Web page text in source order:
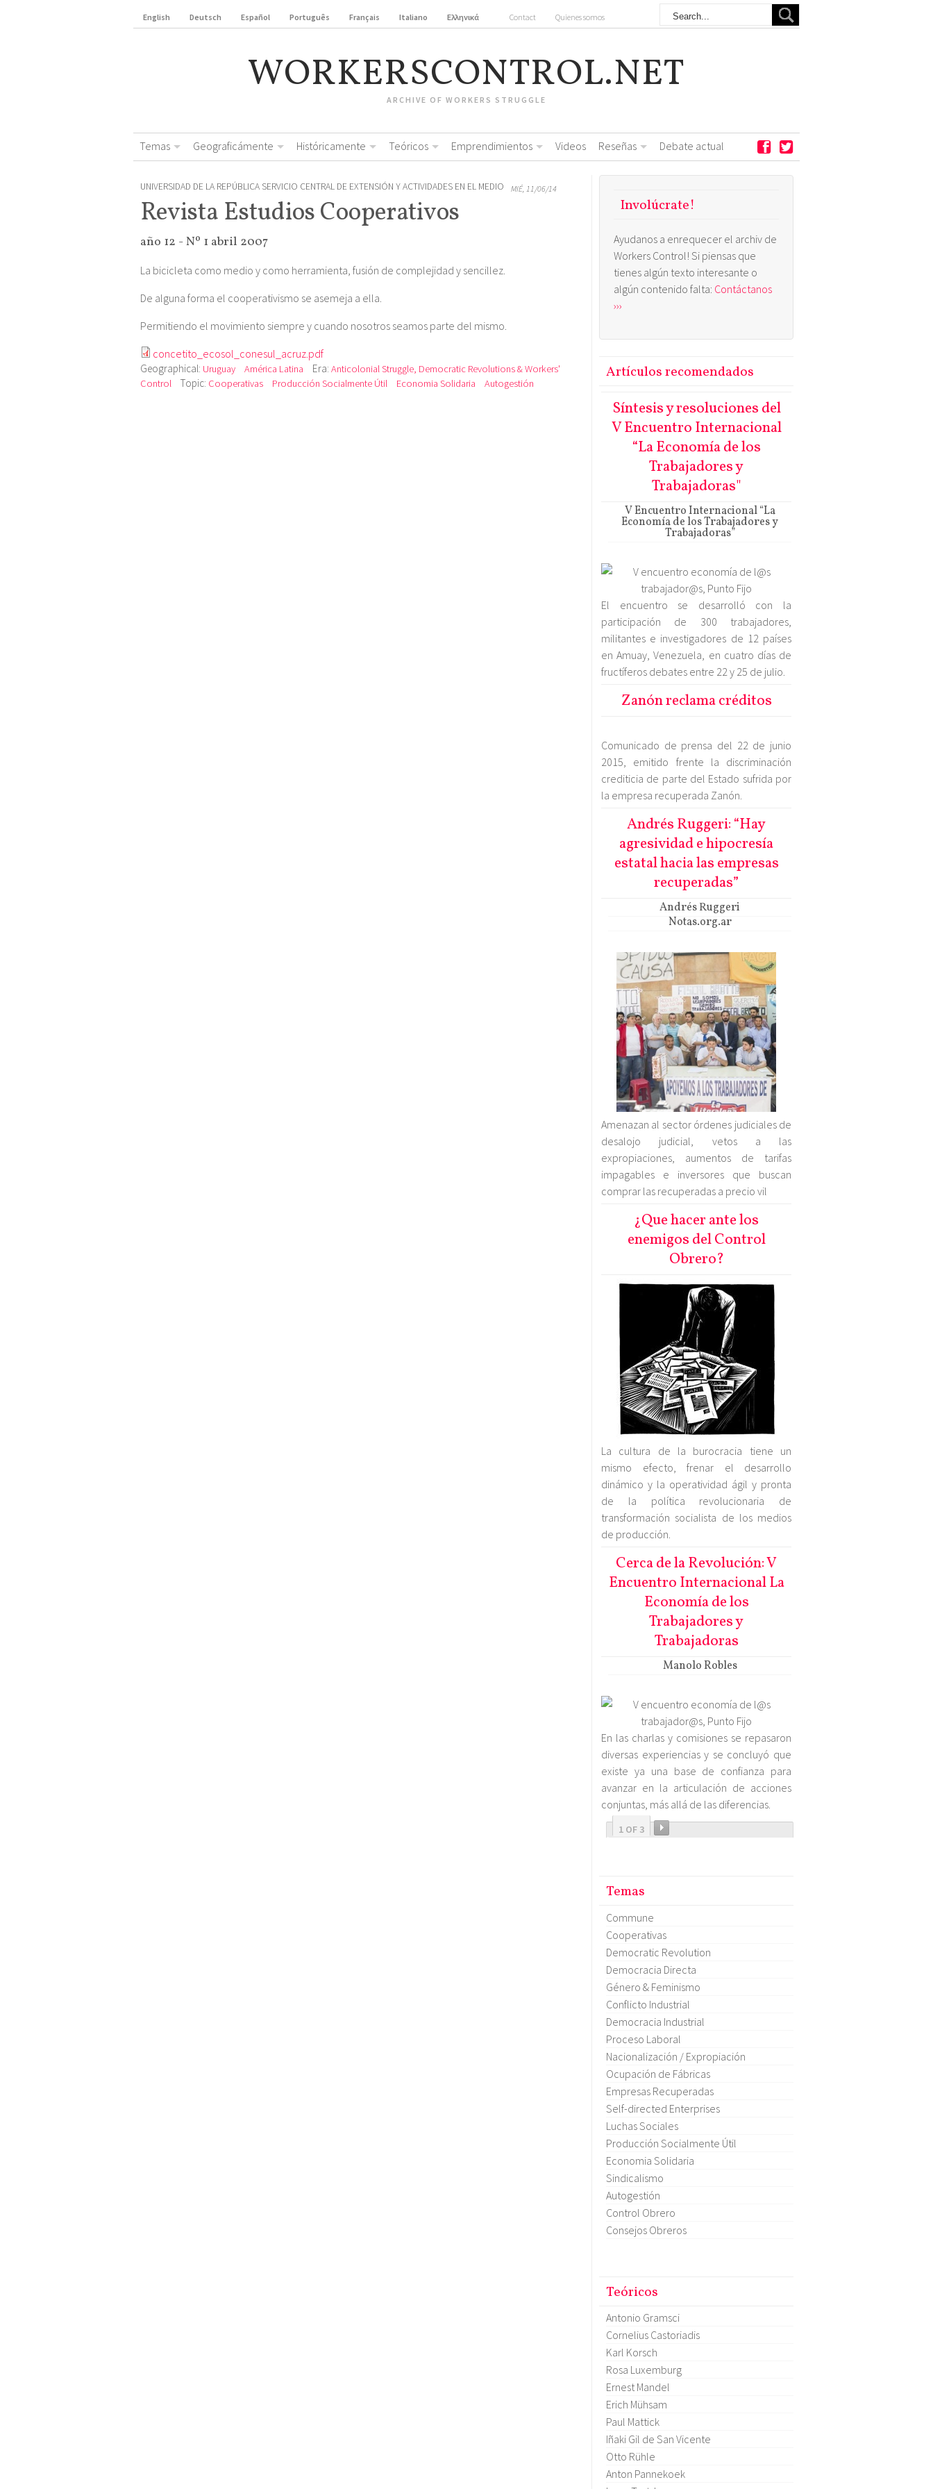
English Deutsch Español Português Français Italiano Ελληνικά Contact Quienes somos
WORKERSCONTROL.NET
ARCHIVE OF WORKERS STRUGGLE
Temas Geograficámente Históricamente Teóricos Emprendimientos Videos Reseñas Debate actual
UNIVERSIDAD DE LA REPÚBLICA SERVICIO CENTRAL DE EXTENSIÓN Y ACTIVIDADES EN EL MEDIO MIÉ, 11/06/14
Revista Estudios Cooperativos
año 12 - Nº 1 abril 2007
La bicicleta como medio y como herramienta, fusión de complejidad y sencillez.
De alguna forma el cooperativismo se asemeja a ella.
Permitiendo el movimiento siempre y cuando nosotros seamos parte del mismo.
concetito_ecosol_conesul_acruz.pdf
Geographical: Uruguay América Latina Era: Anticolonial Struggle, Democratic Revolutions & Workers'
Control
Topic: Cooperativas Producción Socialmente Útil Economia Solidaria Autogestión
Involúcrate!
Ayudanos a enrequecer el archiv de
Workers Control! Si piensas que
tienes algún texto interesante o
algún contenido falta: Contáctanos
›››
Artículos recomendados
Síntesis y resoluciones del
V Encuentro Internacional
“La Economía de los
Trabajadores y
Trabajadoras"
V Encuentro Internacional “La
Economía de los Trabajadores y
Trabajadoras”
El encuentro se desarrolló con la
participación de 300 trabajadores,
militantes e investigadores de 12 países
en Amuay, Venezuela, en cuatro días de
fructíferos debates entre 22 y 25 de julio.
Zanón reclama créditos
Comunicado de prensa del 22 de junio
2015, emitido frente la discriminación
crediticia de parte del Estado sufrida por
la empresa recuperada Zanón.
Andrés Ruggeri: “Hay
agresividad e hipocresía
estatal hacia las empresas
recuperadas”
Andrés Ruggeri
Notas.org.ar
Amenazan al sector órdenes judiciales de
desalojo judicial, vetos a las
expropiaciones, aumentos de tarifas
impagables e inversores que buscan
comprar las recuperadas a precio vil
¿Que hacer ante los
enemigos del Control
Obrero?
La cultura de la burocracia tiene un
mismo efecto, frenar el desarrollo
dinámico y la operatividad ágil y pronta
de la política revolucionaria de
transformación socialista de los medios
de producción.
Cerca de la Revolución: V
Encuentro Internacional La
Economía de los
Trabajadores y
Trabajadoras
Manolo Robles
En las charlas y comisiones se repasaron
diversas experiencias y se concluyó que
existe ya una base de confianza para
avanzar en la articulación de acciones
conjuntas, más allá de las diferencias.
1 OF 3
Temas
Commune
Cooperativas
Democratic Revolution
Democracia Directa
Género & Feminismo
Conflicto Industrial
Democracia Industrial
Proceso Laboral
Nacionalización / Expropiación
Ocupación de Fábricas
Empresas Recuperadas
Self-directed Enterprises
Luchas Sociales
Producción Socialmente Útil
Economia Solidaria
Sindicalismo
Autogestión
Control Obrero
Consejos Obreros
Teóricos
Antonio Gramsci
Cornelius Castoriadis
Karl Korsch
Rosa Luxemburg
Ernest Mandel
Erich Mühsam
Paul Mattick
Iñaki Gil de San Vicente
Otto Rühle
Anton Pannekoek